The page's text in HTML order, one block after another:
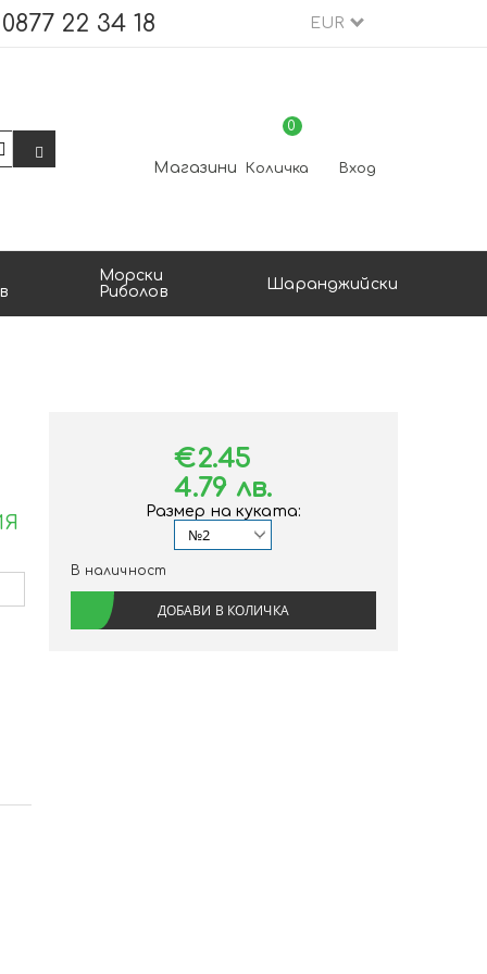
0877 22 34 18 EUR
Магазини Количка
0
Вход
Морски
Риболов
Шаранджийски
€2.45
4.79 лв.
Размер на куката:
В наличност